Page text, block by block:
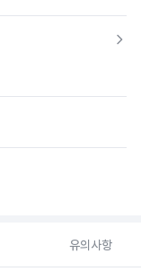
유의사항